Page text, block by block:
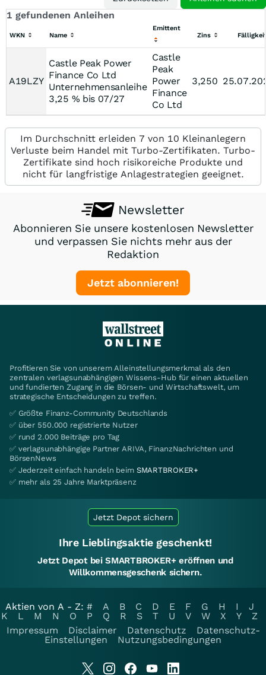
1 gefundenen Anleihen
WKN Name
Emittent
Zins
A19LZY
Castle Peak Power
Finance Co Ltd
Unternehmensanleihe
3,25 % bis 07/27
Castle
Peak
Power
Finance
Co Ltd
3,250
Im Durchschnitt erleiden 7 von 10 Kleinanlegern
Verluste beim Handel mit Turbo-Zertifikaten. Turbo-
Zertifikate sind hoch risikoreiche Produkte und
nicht für langfristige Anlagestrategien geeignet.
Newsletter
Abonnieren Sie unsere kostenlosen Newsletter
und verpassen Sie nichts mehr aus der
Redaktion
Jetzt abonnieren!
Profitieren Sie von unserem Alleinstellungsmerkmal als den
zentralen verlagsunabhängigen Wissens-Hub für einen aktuellen
und fundierten Zugang in die Börsen- und Wirtschaftswelt, um
strategische Entscheidungen zu treffen.
✅ Größte Finanz-Community Deutschlands
✅ über 550.000 registrierte Nutzer
✅ rund 2.000 Beiträge pro Tag
✅ verlagsunabhängige Partner ARIVA, FinanzNachrichten und
BörsenNews
✅ Jederzeit einfach handeln beim SMARTBROKER+
✅ mehr als 25 Jahre Marktpräsenz
Jetzt Depot sichern
Ihre Lieblingsaktie geschenkt!
Jetzt Depot bei SMARTBROKER+ eröffnen und
Willkommensgeschenk sichern.
Aktien von A - Z: # A B C D E F G H I
J
K
L M N O P Q R S T U V W X Y
Z
Impressum
Disclaimer Datenschutz
Datenschutz-
Einstellungen
Nutzungsbedingungen